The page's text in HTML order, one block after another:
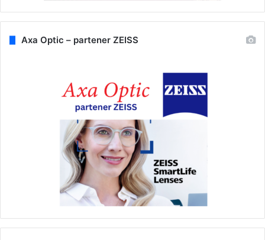
Axa Optic – partener ZEISS